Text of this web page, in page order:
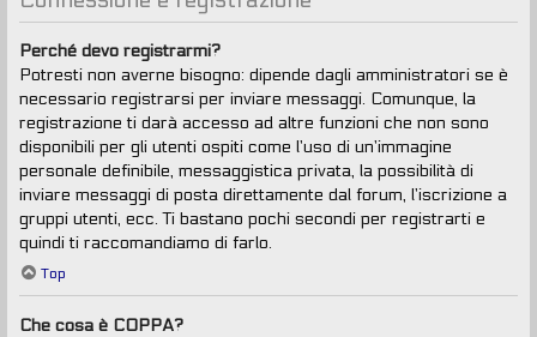
Perché devo registrarmi?
Potresti non averne bisogno: dipende dagli amministratori se è
necessario registrarsi per inviare messaggi. Comunque, la
registrazione ti darà accesso ad altre funzioni che non sono
disponibili per gli utenti ospiti come l’uso di un’immagine
personale definibile, messaggistica privata, la possibilità di
inviare messaggi di posta direttamente dal forum, l’iscrizione a
gruppi utenti, ecc. Ti bastano pochi secondi per registrarti e
quindi ti raccomandiamo di farlo.
Top
Che cosa è COPPA?